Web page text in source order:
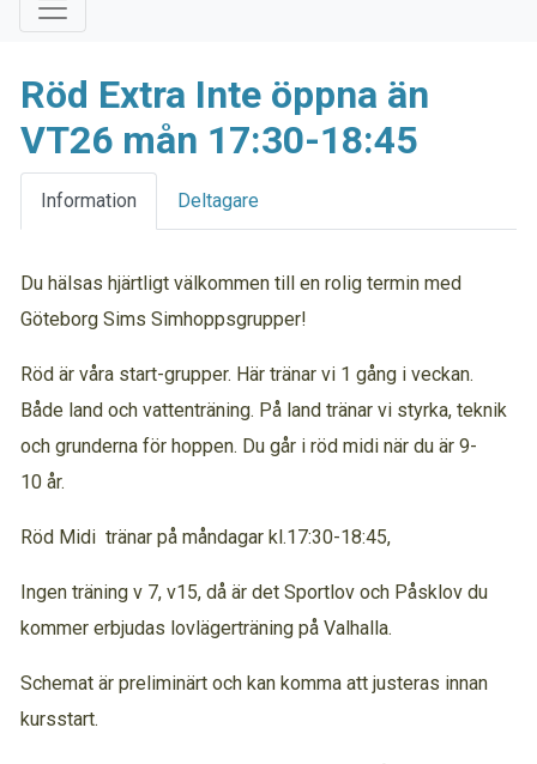
Röd Extra Inte öppna än
VT26 mån 17:30-18:45
Information Deltagare
Du hälsas hjärtligt välkommen till en rolig termin med
Göteborg Sims Simhoppsgrupper!
Röd är våra start-grupper. Här tränar vi 1 gång i veckan.
Både land och vattenträning. På land tränar vi styrka, teknik
och grunderna för hoppen. Du går i röd midi när du är 9-
10 år.
Röd Midi tränar på måndagar kl.17:30-18:45,
Ingen träning v 7, v15, då är det Sportlov och Påsklov du
kommer erbjudas lovlägerträning på Valhalla.
Schemat är preliminärt och kan komma att justeras innan
kursstart.